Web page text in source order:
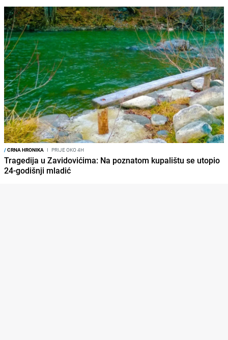
/CRNA HRONIKA I PRIJE OKO 4H
Tragedija u Zavidovićima: Na poznatom kupalištu se utopio
24-godišnji mladić